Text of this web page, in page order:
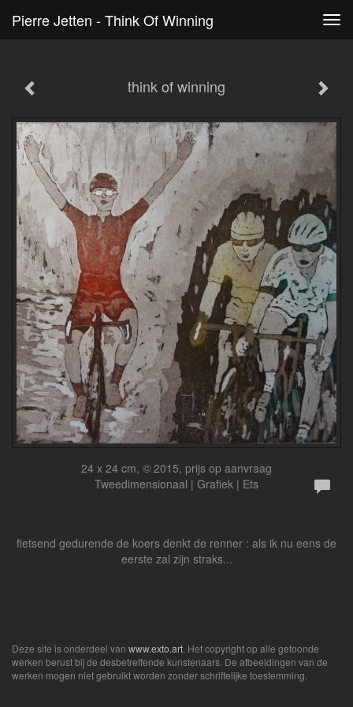
Pierre Jetten - Think Of Winning
think of winning
24 x 24 cm, © 2015, prijs op aanvraag
Tweedimensionaal | Grafiek | Ets
fietsend gedurende de koers denkt de renner : als ik nu eens de
eerste zal zijn straks...
Deze site is onderdeel van www.exto.art . Het copyright op alle getoonde
werken berust bij de desbetreffende kunstenaars. De afbeeldingen van de
werken mogen niet gebruikt worden zonder schriftelijke toestemming.